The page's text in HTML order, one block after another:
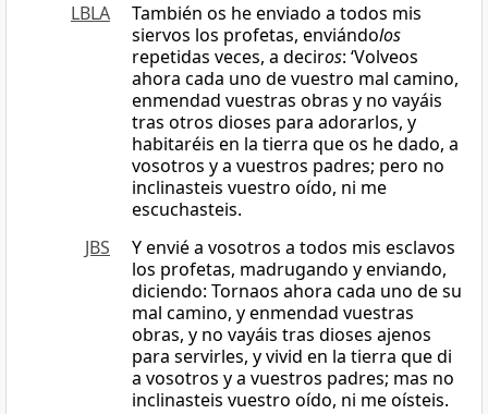
LBLA
También os he enviado a todos mis
siervos los profetas, enviándolos
repetidas veces, a deciros: ‘Volveos
ahora cada uno de vuestro mal camino,
enmendad vuestras obras y no vayáis
tras otros dioses para adorarlos, y
habitaréis en la tierra que os he dado, a
vosotros y a vuestros padres; pero no
inclinasteis vuestro oído, ni me
escuchasteis.
JBS
Y envié a vosotros a todos mis esclavos
los profetas, madrugando y enviando,
diciendo: Tornaos ahora cada uno de su
mal camino, y enmendad vuestras
obras, y no vayáis tras dioses ajenos
para servirles, y vivid en la tierra que di
a vosotros y a vuestros padres; mas no
inclinasteis vuestro oído, ni me oísteis.